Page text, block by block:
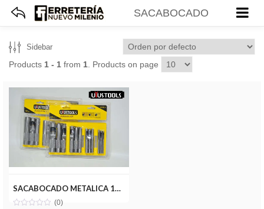
SACABOCADO
Sidebar
Products 1 - 1 from 1 . Products on page
SACABOCADO METALICA 12PZ(1/8-3/4) UYUSTOOLS SBA012
(0)